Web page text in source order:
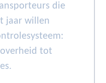
die
jaar willen
tot